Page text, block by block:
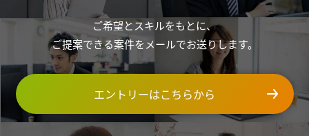
ご希望とスキルをもとに、
ご提案できる案件をメールでお送りします。
エントリーはこちらから